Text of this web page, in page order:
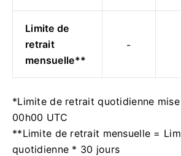
Limite de
retrait
mensuelle**
-
*Limite de retrait quotidienne
00h00 UTC
**Limite de retrait mensuelle =
quotidienne * 30 jours